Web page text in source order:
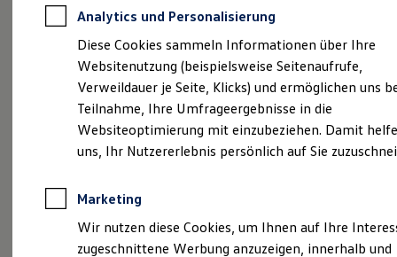
Autokredit mit Schlussrate
Versicherungen und Garantien
Kfz-Versicherung
Restschuldversicherungen
Garantien
Wartungsverträge
Geschäftskunden
Professional Class bei Volkswagen
Großkunden
Behörden
Anpfiff zum Gewinn
Elektroautos
ID. Tutorials
Analytics und Personalisierung
Diese Cookies sammeln Informationen über Ihre
Websitenutzung (beispielsweise Seitenaufrufe,
Verweildauer je Seite, Klicks) und ermöglichen uns
Teilnahme, Ihre Umfrageergebnisse in die
Websiteoptimierung mit einzubeziehen. Damit
uns, Ihr Nutzererlebnis persönlich auf Sie
Marketing
Wir nutzen diese Cookies, um Ihnen auf Ihre
zugeschnittene Werbung anzuzeigen, innerhalb und